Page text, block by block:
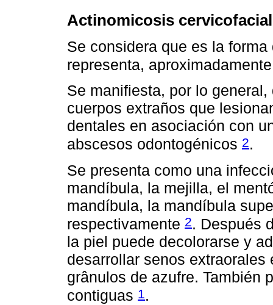
Actinomicosis cervicofacial
Se considera que es la
representa,
Se manifiesta, por lo
cuerpos extraños que
dentales en asociación con
abscesos odontogénicos 2.
Se presenta como una
mandíbula, la mejilla, el
mandíbula, la mandíbula
respectivamente 2. Después
la piel puede decolorarse y
desarrollar senos
grânulos de azufre. También
contiguas 1 .